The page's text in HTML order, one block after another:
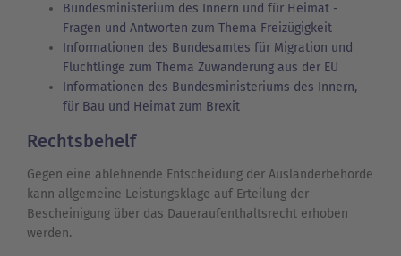
Bundesministerium des Innern und für Heimat -
Fragen und Antworten zum Thema Freizügigkeit
Informationen des Bundesamtes für Migration und
Flüchtlinge zum Thema Zuwanderung aus der EU
Informationen des Bundesministeriums des Innern,
für Bau und Heimat zum Brexit
Rechtsbehelf
Gegen eine ablehnende Entscheidung der Ausländerbehörde
kann allgemeine Leistungsklage auf Erteilung der
Bescheinigung über das Daueraufenthaltsrecht erhoben
werden.